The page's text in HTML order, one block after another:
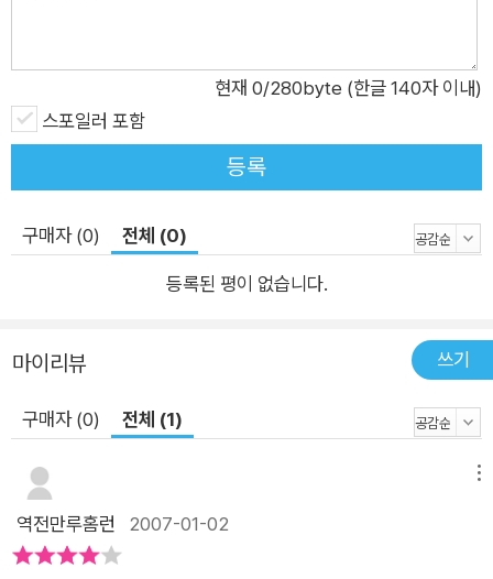
현재 0/280byte (한글 140자 이내)
스포일러 포함
등록
구매자 (0) 전체 (0)
등록된 평이 없습니다.
마이리뷰 쓰기
구매자 (0) 전체 (1)
역전만루홈런 2007-01-02